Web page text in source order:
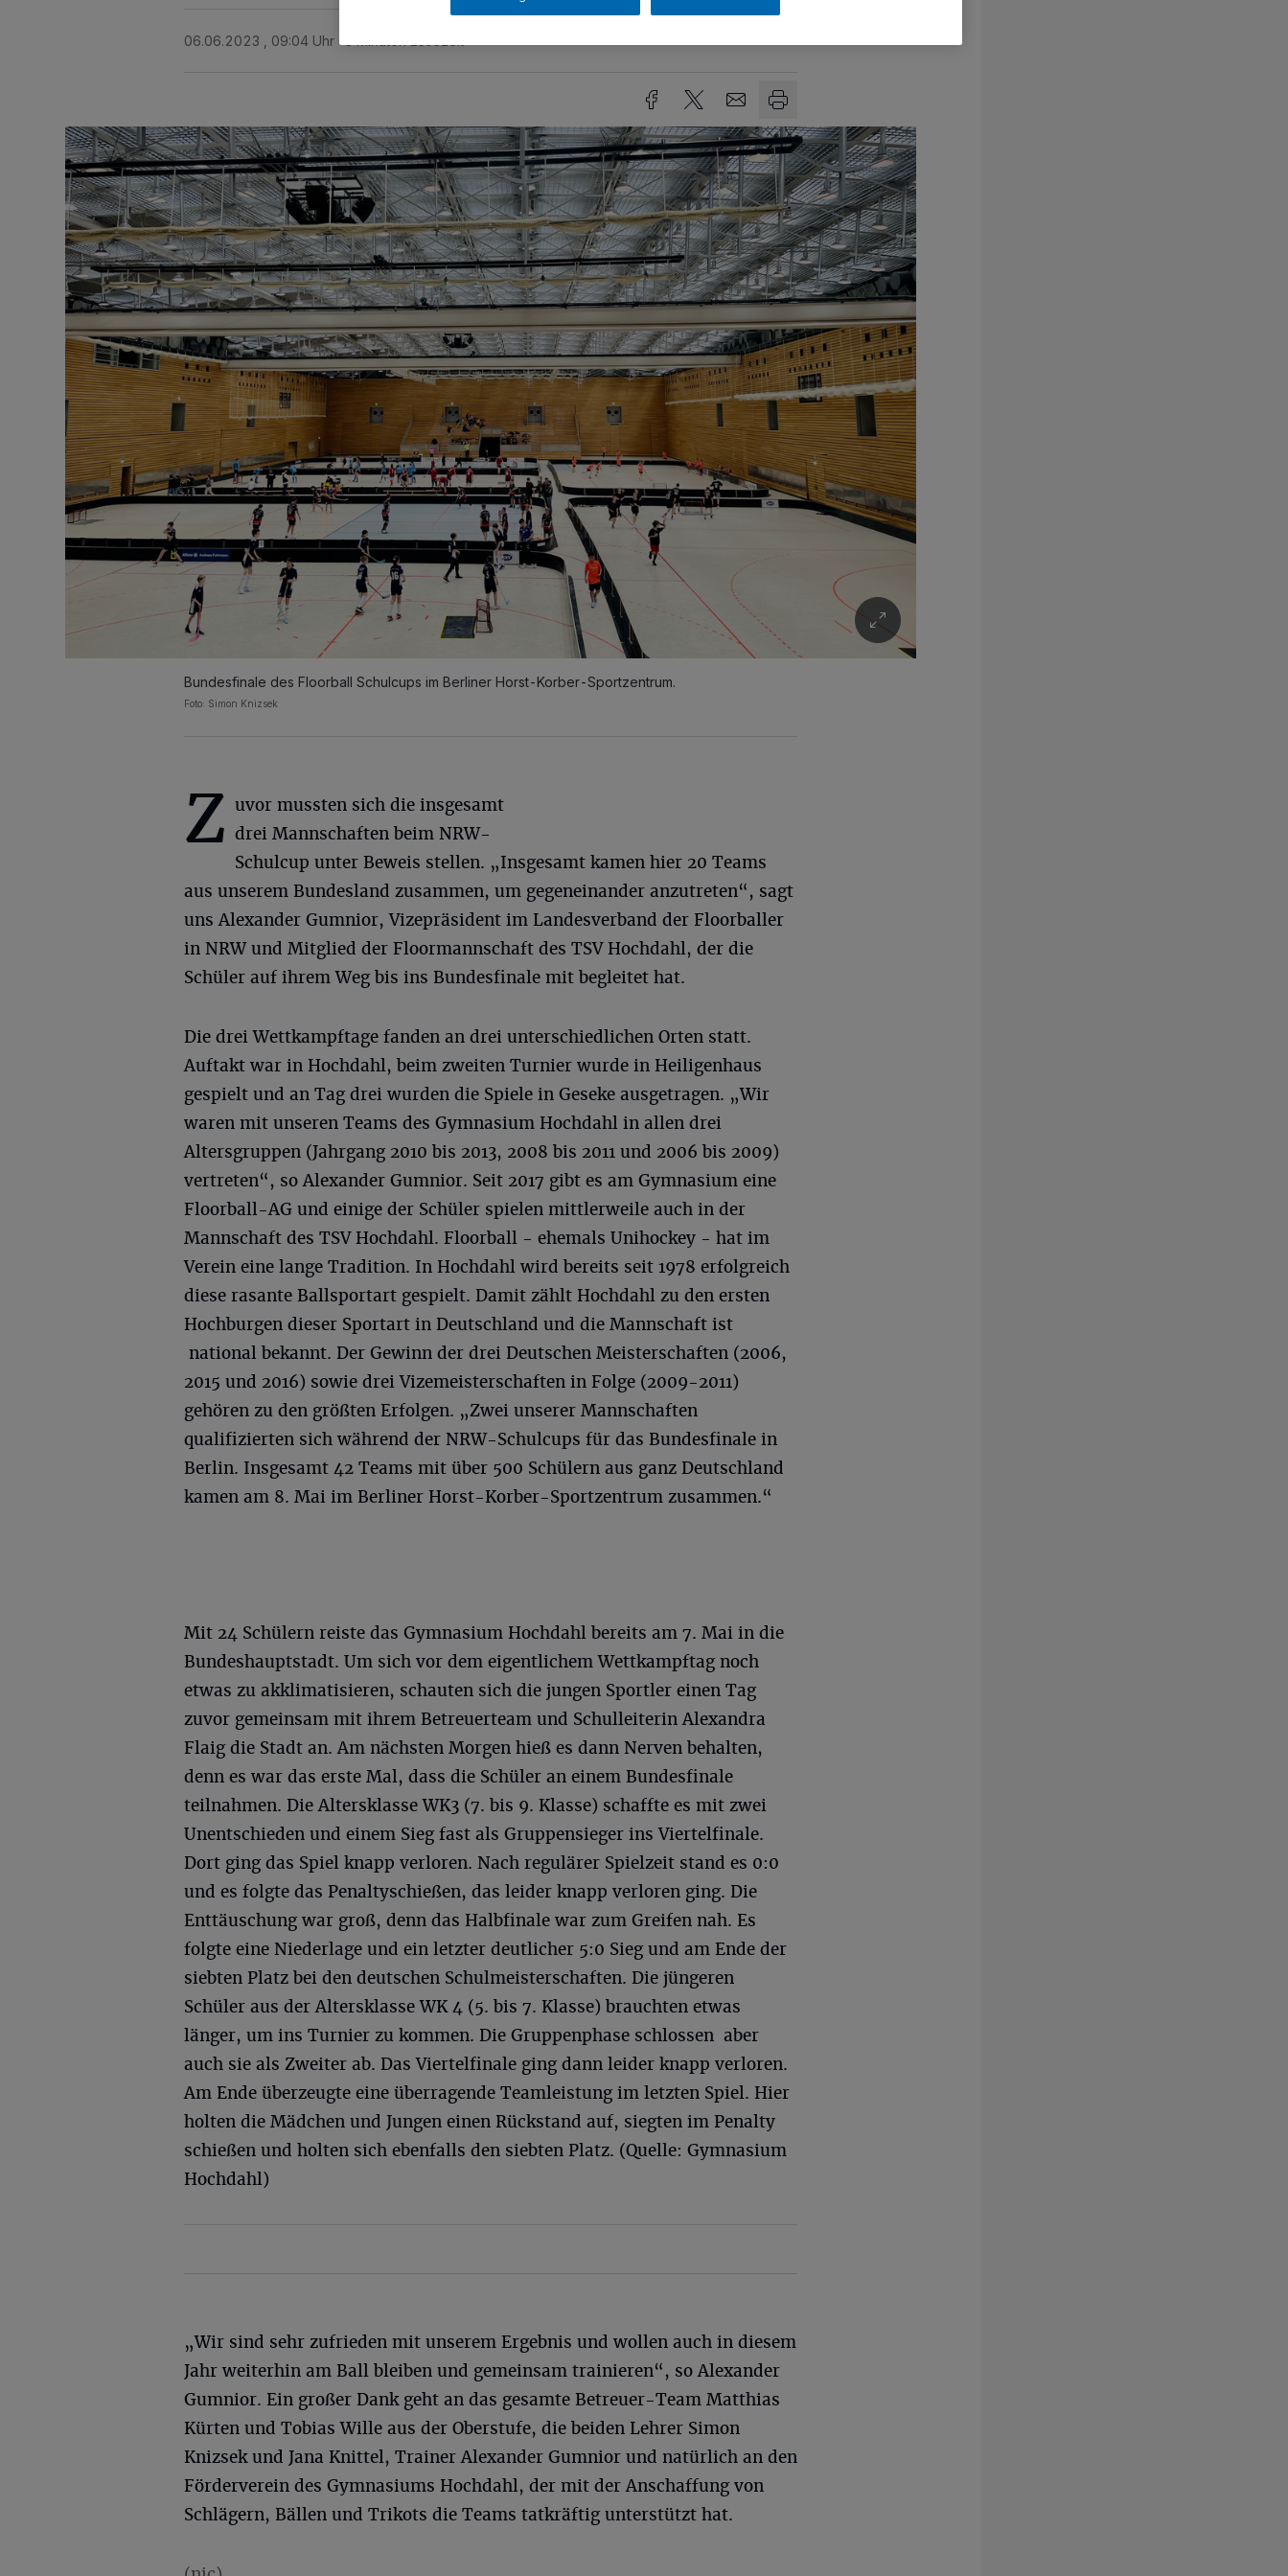
06.06.2023 , 09:04 Uhr
Bundesfinale des Floorball Schulcups im Berliner Horst-Korber-Sportzentrum.
Foto: Simon Knizsek
Z uvor mussten sich die insgesamt
drei Mannschaften beim NRW-
Schulcup unter Beweis stellen. „Insgesamt kamen hier 20 Teams
aus unserem Bundesland zusammen, um gegeneinander anzutreten“, sagt
uns Alexander Gumnior, Vizepräsident im Landesverband der Floorballer
in NRW und Mitglied der Floormannschaft des TSV Hochdahl, der die
Schüler auf ihrem Weg bis ins Bundesfinale mit begleitet hat.
Die drei Wettkampftage fanden an drei unterschiedlichen Orten statt.
Auftakt war in Hochdahl, beim zweiten Turnier wurde in Heiligenhaus
gespielt und an Tag drei wurden die Spiele in Geseke ausgetragen. „Wir
waren mit unseren Teams des Gymnasium Hochdahl in allen drei
Altersgruppen (Jahrgang 2010 bis 2013, 2008 bis 2011 und 2006 bis 2009)
vertreten“, so Alexander Gumnior. Seit 2017 gibt es am Gymnasium eine
Floorball-AG und einige der Schüler spielen mittlerweile auch in der
Mannschaft des TSV Hochdahl. Floorball - ehemals Unihockey - hat im
Verein eine lange Tradition. In Hochdahl wird bereits seit 1978 erfolgreich
diese rasante Ballsportart gespielt. Damit zählt Hochdahl zu den ersten
Hochburgen dieser Sportart in Deutschland und die Mannschaft ist
national bekannt. Der Gewinn der drei Deutschen Meisterschaften (2006,
2015 und 2016) sowie drei Vizemeisterschaften in Folge (2009-2011)
gehören zu den größten Erfolgen. „Zwei unserer Mannschaften
qualifizierten sich während der NRW-Schulcups für das Bundesfinale in
Berlin. Insgesamt 42 Teams mit über 500 Schülern aus ganz Deutschland
kamen am 8. Mai im Berliner Horst-Korber-Sportzentrum zusammen.“
Mit 24 Schülern reiste das Gymnasium Hochdahl bereits am 7. Mai in die
Bundeshauptstadt. Um sich vor dem eigentlichem Wettkampftag noch
etwas zu akklimatisieren, schauten sich die jungen Sportler einen Tag
zuvor gemeinsam mit ihrem Betreuerteam und Schulleiterin Alexandra
Flaig die Stadt an. Am nächsten Morgen hieß es dann Nerven behalten,
denn es war das erste Mal, dass die Schüler an einem Bundesfinale
teilnahmen. Die Altersklasse WK3 (7. bis 9. Klasse) schaffte es mit zwei
Unentschieden und einem Sieg fast als Gruppensieger ins Viertelfinale.
Dort ging das Spiel knapp verloren. Nach regulärer Spielzeit stand es 0:0
und es folgte das Penaltyschießen, das leider knapp verloren ging. Die
Enttäuschung war groß, denn das Halbfinale war zum Greifen nah. Es
folgte eine Niederlage und ein letzter deutlicher 5:0 Sieg und am Ende der
siebten Platz bei den deutschen Schulmeisterschaften. Die jüngeren
Schüler aus der Altersklasse WK 4 (5. bis 7. Klasse) brauchten etwas
länger, um ins Turnier zu kommen. Die Gruppenphase schlossen aber
auch sie als Zweiter ab. Das Viertelfinale ging dann leider knapp verloren.
Am Ende überzeugte eine überragende Teamleistung im letzten Spiel. Hier
holten die Mädchen und Jungen einen Rückstand auf, siegten im Penalty
schießen und holten sich ebenfalls den siebten Platz. (Quelle: Gymnasium
Hochdahl)
„Wir sind sehr zufrieden mit unserem Ergebnis und wollen auch in diesem
Jahr weiterhin am Ball bleiben und gemeinsam trainieren“, so Alexander
Gumnior. Ein großer Dank geht an das gesamte Betreuer-Team Matthias
Kürten und Tobias Wille aus der Oberstufe, die beiden Lehrer Simon
Knizsek und Jana Knittel, Trainer Alexander Gumnior und natürlich an den
Förderverein des Gymnasiums Hochdahl, der mit der Anschaffung von
Schlägern, Bällen und Trikots die Teams tatkräftig unterstützt hat.